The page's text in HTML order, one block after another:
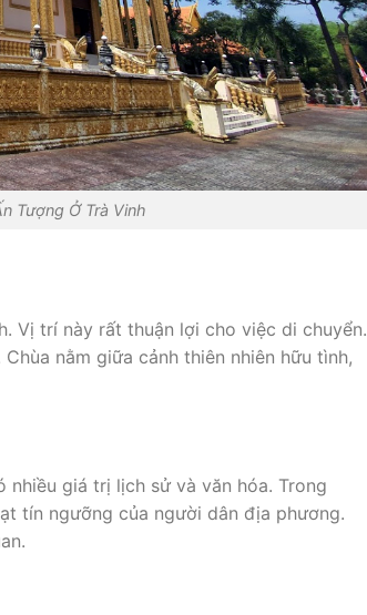
Tượng Ở Trà Vinh
Vị trí này rất thuận lợi cho việc di chuyển.
nằm giữa cảnh thiên nhiên hữu tình,
giá trị lịch sử và văn hóa. Trong
tín ngưỡng của người dân địa phương.